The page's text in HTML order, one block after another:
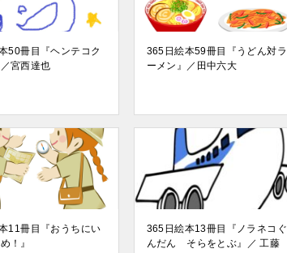
50冊目『ヘンテコク
宮西達也
365日絵本59冊目『うどん対ラ
ーメン』／田中六大
11冊目『おうちにい
！』
365日絵本13冊目『ノラネコぐ
んだん そらをとぶ』／ 工藤